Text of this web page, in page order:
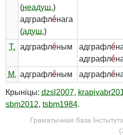
(неадуш.)
адграфлё́нага
(адуш.)
Т.
адграфлё́ным адграфлё́
адграфлё́
М. адграфлё́ным адграфлё́
Крыніцы: dzsl2007,
sbm2012, tsbm1984.
Граматычная база